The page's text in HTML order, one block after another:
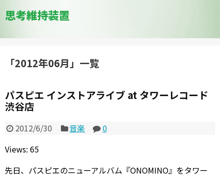
思考維持装置
「2012年06月」 一覧
パスピエ インストアライブ at タワーレコード
渋谷店
2012/6/30 音楽
0
Views: 65
先日、パスピエのニューアルバム『ONOMINO』をタワー